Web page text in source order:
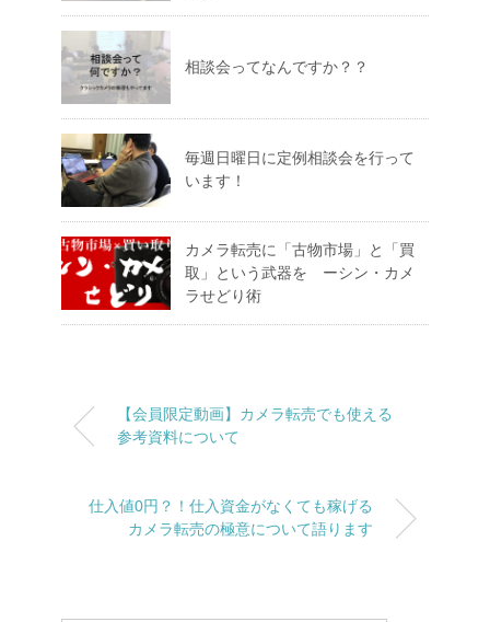
相談会ってなんですか？？
毎週日曜日に定例相談会を行って
います！
カメラ転売に「古物市場」と「買
取」という武器を ーシン・カメ
ラせどり術
【会員限定動画】カメラ転売でも使える
参考資料について
仕入値0円？！仕入資金がなくても稼げる
カメラ転売の極意について語ります